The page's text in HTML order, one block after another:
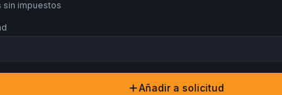
sin impuestos
Añadir a solicitud